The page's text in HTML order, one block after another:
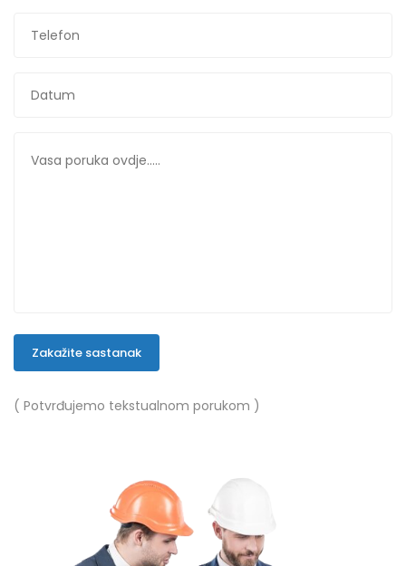
Zakažite sastanak
( Potvrđujemo tekstualnom porukom )